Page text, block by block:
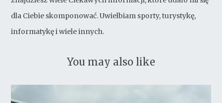
dla Ciebie skomponować. Uwielbiam sporty, turystykę,
informatykę i wiele innych.
You may also like